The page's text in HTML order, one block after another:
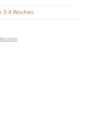
3-4 Wochen